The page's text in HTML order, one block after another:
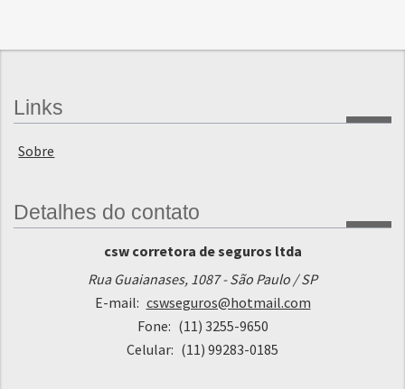
Links
Sobre
Detalhes do contato
csw corretora de seguros ltda
Rua Guaianases, 1087 - São Paulo / SP
E-mail: cswseguros@hotmail.com
Fone: (11) 3255-9650
Celular: (11) 99283-0185